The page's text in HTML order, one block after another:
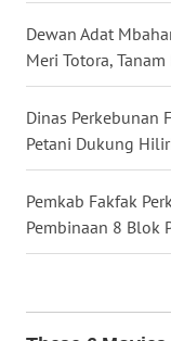
Dewan Adat
Meri Totora,
Dinas Perkebunan
Petani Dukung
Pemkab Fakfak
Pembinaan 8 Blok
WN
DAIRI
WN
DANAU
WN
NIAS